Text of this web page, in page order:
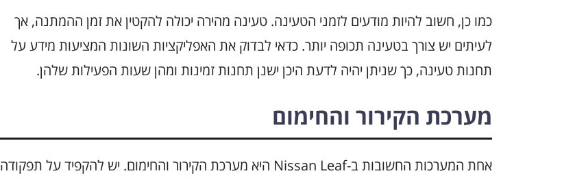
כמו כן, חשוב להיות מודעים לזמני הטעינה. טעינה מהירה יכולה להקטין את זמן ההמתנה, אך
לעיתים יש צורך בטעינה תכופה יותר. כדאי לבדוק את האפליקציות השונות המציעות מידע על
תחנות טעינה, כך שניתן יהיה לדעת היכן ישנן תחנות זמינות ומהן שעות הפעילות שלהן.
מערכת הקירור והחימום
אחת המערכות החשובות ב-Nissan Leaf היא מערכת הקירור והחימום. יש להקפיד על תפקודה